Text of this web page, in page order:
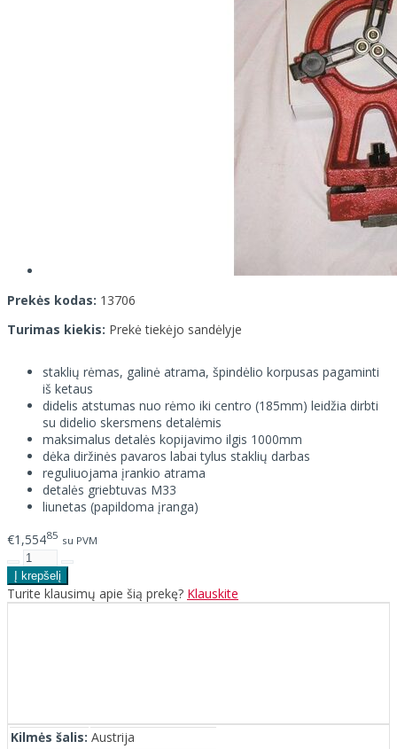
Prekės kodas: 13706
Turimas kiekis: Prekė tiekėjo sandėlyje
staklių rėmas, galinė atrama, špindėlio korpusas pagaminti
iš ketaus
didelis atstumas nuo rėmo iki centro (185mm) leidžia dirbti
su didelio skersmens detalėmis
maksimalus detalės kopijavimo ilgis 1000mm
dėka diržinės pavaros labai tylus staklių darbas
reguliuojama įrankio atrama
detalės griebtuvas M33
liunetas (papildoma įranga)
€1,55485 su PVM
Turite klausimų apie šią prekę? Klauskite
Kilmės šalis: Austrija